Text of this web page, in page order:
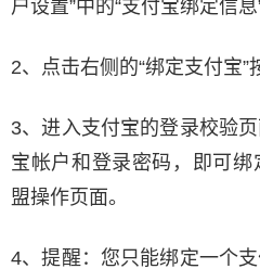
户设置”中的“支付宝绑定信息
2、点击右侧的“绑定支付宝”
3、进入支付宝的登录校验
宝帐户和登录密码，即可
盟操作页面。
4、提醒：您只能绑定一个